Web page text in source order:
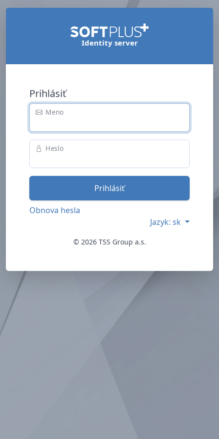
Identity server
Prihlásiť
Meno
Heslo
Prihlásiť
Obnova hesla
Jazyk: sk
© 2026 TSS Group a.s.